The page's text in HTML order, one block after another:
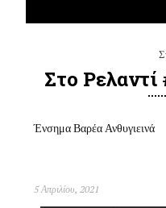
Στο Ρελαντί
Ένσημα Βαρέα Ανθυγιεινά
5 Απριλίου, 2021